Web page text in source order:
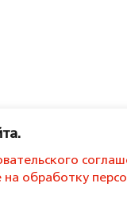
на обработку